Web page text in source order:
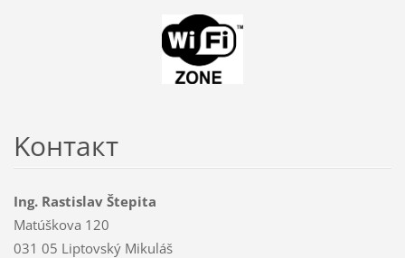
Koнтакт
Ing. Rastislav Štepita
Matúškova 120
031 05 Liptovský Mikuláš